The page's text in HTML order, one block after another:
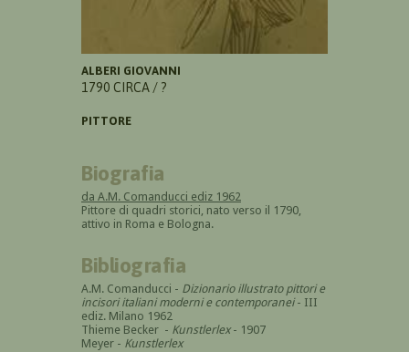
ALBERI GIOVANNI
1790 CIRCA / ?
PITTORE
Biografia
da A.M. Comanducci ediz 1962
Pittore di quadri storici, nato verso il 1790,
attivo in Roma e Bologna.
Bibliografia
A.M. Comanducci - Dizionario illustrato pittori e
incisori italiani moderni e contemporanei- III
ediz. Milano 1962
Thieme Becker - Kunstlerlex- 1907
Meyer - Kunstlerlex